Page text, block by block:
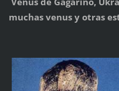
muchas venus y otras